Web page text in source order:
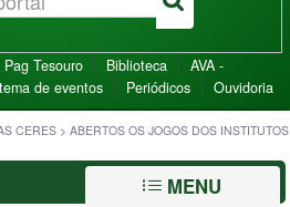
Pag Tesouro Biblioteca
AVA -
de eventos Periódicos Ouvidoria
CERES > ABERTOS OS JOGOS DOS INSTITUTOS
MENU